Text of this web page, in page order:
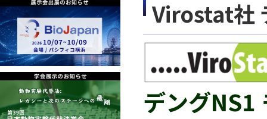
Virostat社
デングNS1